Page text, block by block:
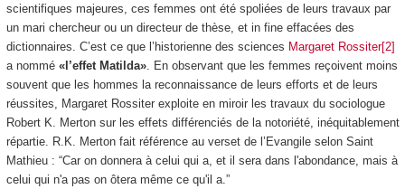
scientifiques majeures, ces femmes ont été spoliées de leurs travaux par
un mari chercheur ou un directeur de thèse, et in fine effacées des
dictionnaires. C’est ce que l’historienne des sciences Margaret Rossiter[2]
a nommé «l’effet Matilda». En observant que les femmes reçoivent moins
souvent que les hommes la reconnaissance de leurs efforts et de leurs
réussites, Margaret Rossiter exploite en miroir les travaux du sociologue
Robert K. Merton sur les effets différenciés de la notoriété, inéquitablement
répartie. R.K. Merton fait référence au verset de l’Evangile selon Saint
Mathieu : “Car on donnera à celui qui a, et il sera dans l'abondance, mais à
celui qui n'a pas on ôtera même ce qu'il a.”